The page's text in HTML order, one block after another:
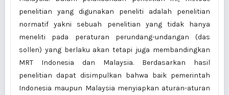
penelitian yang digunakan peneliti adalah penelitian
normatif yakni sebuah penelitian yang tidak hanya
meneliti pada peraturan perundang-undangan (das
sollen) yang berlaku akan tetapi juga membandingkan
MRT Indonesia dan Malaysia. Berdasarkan hasil
penelitian dapat disimpulkan bahwa baik pemerintah
Indonesia maupun Malaysia menyiapkan aturan-aturan